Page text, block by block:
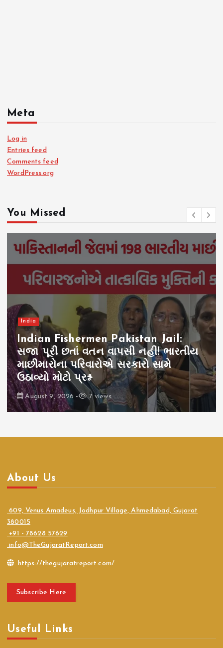
Meta
Log in
Entries feed
Comments feed
WordPress.org
You Missed
India
Indian Fishermen Pakistan Jail:
સજા પૂરી છતાં વતન વાપસી નહીં! ભારતીય
માછીમારોના પરિવારોએ સરકારો સામે
ઉઠાવ્યો મોટો પ્રશ્ન
August 9, 2026 7 views
About Us
609, Venus Amadeus, Jodhpur Village, Ahmedabad, Gujarat
380015
+91 - 78628 57629
info@TheGujaratReport.com
https://thegujaratreport.com/
Subscribe Here
Useful Links